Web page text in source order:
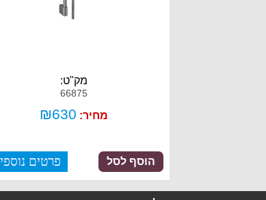
מק"ט:
66875
מחיר: ₪630
פרטים הוסף לסל